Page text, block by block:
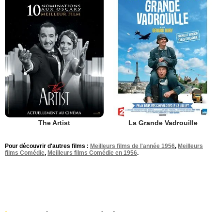
The Artist La Grande Vadrouille
Pour découvrir d'autres films : Meilleurs films de l'année 1956, Meilleurs
films Comédie, Meilleurs films Comédie en 1956.